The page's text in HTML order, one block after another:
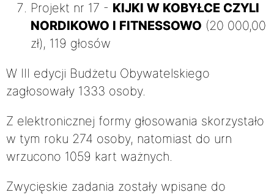
Projekt nr 17 - KIJKI W KOBYŁCE CZYLI
NORDIKOWO I FITNESSOWO (20 000,00
zł), 119 głosów
W III edycji Budżetu Obywatelskiego
zagłosowały 1333 osoby.
Z elektronicznej formy głosowania skorzystało
w tym roku 274 osoby, natomiast do urn
wrzucono 1059 kart ważnych.
Zwycięskie zadania zostały wpisane do